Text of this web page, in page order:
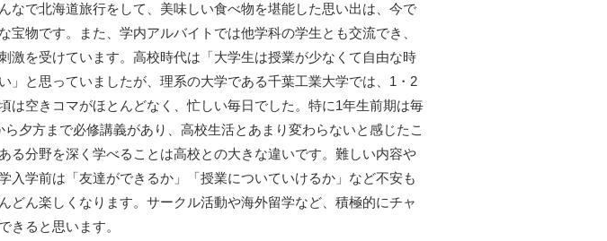
なで北海道旅行をして、美味しい食べ物を堪能した思い出は、今で
宝物です。また、学内アルバイトでは他学科の学生とも交流でき、
激を受けています。高校時代は「大学生は授業が少なくて自由な時
」と思っていましたが、理系の大学である千葉工業大学では、1・2
は空きコマがほとんどなく、忙しい毎日でした。特に1年生前期は毎
ら夕方まで必修講義があり、高校生活とあまり変わらないと感じたこ
る分野を深く学べることは高校との大きな違いです。難しい内容や
学前は「友達ができるか」「授業についていけるか」など不安も
ん楽しくなります。サークル活動や海外留学など、積極的にチャ
きると思います。